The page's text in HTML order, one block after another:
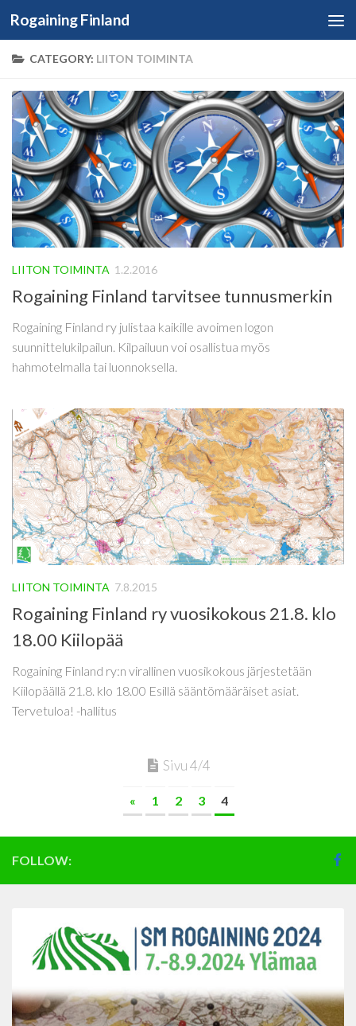
Skip to content
Rogaining Finland
CATEGORY: LIITON TOIMINTA
LIITON TOIMINTA 1.2.2016
Rogaining Finland tarvitsee tunnusmerkin
Rogaining Finland ry julistaa kaikille avoimen logon
suunnittelukilpailun. Kilpailuun voi osallistua myös
hahmotelmalla tai luonnoksella.
LIITON TOIMINTA 7.8.2015
Rogaining Finland ry vuosikokous 21.8. klo
18.00 Kiilopää
Rogaining Finland ry:n virallinen vuosikokous järjestetään
Kiilopäällä 21.8. klo 18.00 Esillä sääntömääräiset asiat.
Tervetuloa! -hallitus
Sivu 4/4
« 1 2 3 4
FOLLOW: